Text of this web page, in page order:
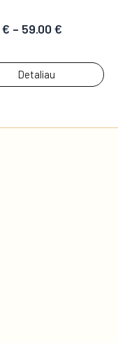
€ – 59.00€
Detaliau